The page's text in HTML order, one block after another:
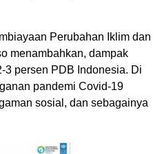
Perubahan Iklim dan
menambahkan, dampak
3 persen PDB Indonesia. Di
pandemi Covid-19
sosial, dan sebagainya